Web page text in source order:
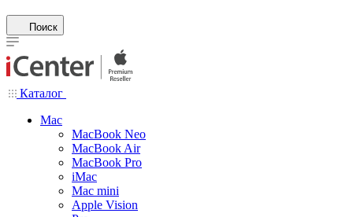
Поиск
Каталог
Mac
MacBook Neo
MacBook Air
MacBook Pro
iMac
Mac mini
Apple Vision